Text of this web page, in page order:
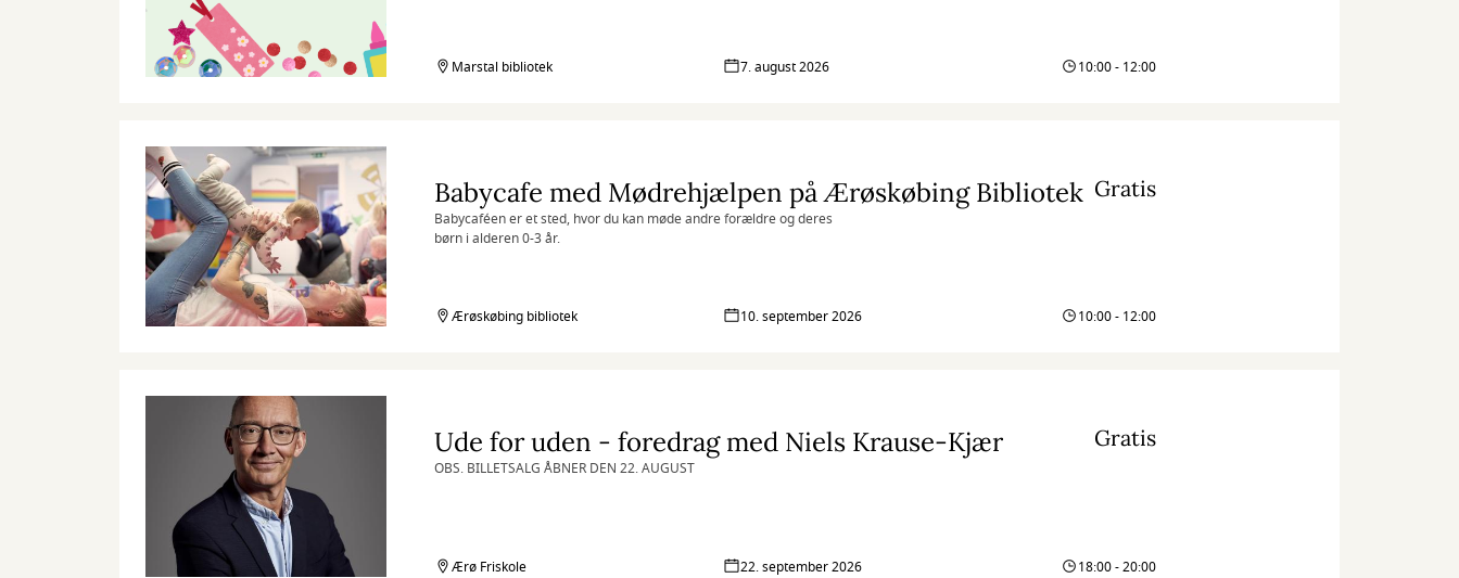
Marstal bibliotek 7. august 2026 10:00 - 12:00
Babycafe med Mødrehjælpen på Ærøskøbing Bibliotek
Babycaféen er et sted, hvor du kan møde andre forældre og deres
børn i alderen 0-3 år.
Gratis
Ærøskøbing bibliotek 10. september 2026 10:00 - 12:00
Ude for uden - foredrag med Niels Krause-Kjær
OBS. BILLETSALG ÅBNER DEN 22. AUGUST
Gratis
Ærø Friskole 22. september 2026 18:00 - 20:00